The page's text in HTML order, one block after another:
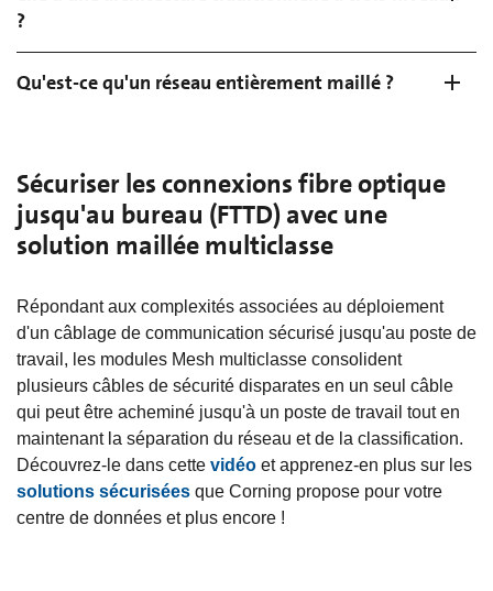
?
Qu'est-ce qu'un réseau entièrement maillé ?
Sécuriser les connexions fibre optique
jusqu'au bureau (FTTD) avec une
solution maillée multiclasse
Répondant aux complexités associées au déploiement
d'un câblage de communication sécurisé jusqu'au poste de
travail, les modules Mesh multiclasse consolident
plusieurs câbles de sécurité disparates en un seul câble
qui peut être acheminé jusqu'à un poste de travail tout en
maintenant la séparation du réseau et de la classification.
Découvrez-le dans cette vidéo et apprenez-en plus sur les
solutions sécurisées que Corning propose pour votre
centre de données et plus encore !